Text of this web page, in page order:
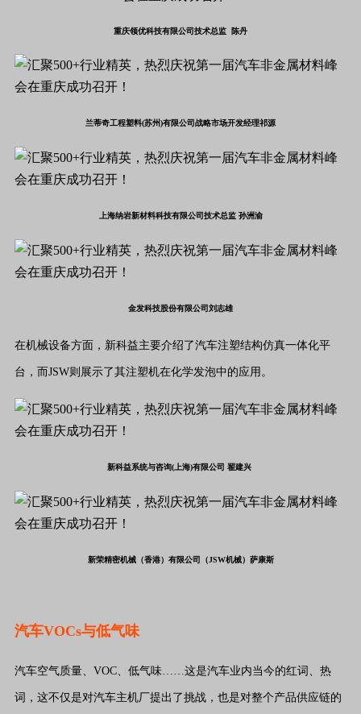
重庆领优科技有限公司技术总监 陈丹
兰蒂奇工程塑料(苏州)有限公司战略市场开发经理祁源
上海纳岩新材料科技有限公司技术总监 孙洲渝
金发科技股份有限公司刘志雄
在机械设备方面，新科益主要介绍了汽车注塑结构仿真一体化平
台，而JSW则展示了其注塑机在化学发泡中的应用。
新科益系统与咨询(上海)有限公司 翟建兴
新荣精密机械（香港）有限公司（JSW机械） 萨康斯
汽车VOCs与低气味
汽车空气质量、VOC、低气味……这是汽车业内当今的红词、热
词，这不仅是对汽车主机厂提出了挑战，也是对整个产品供应链的